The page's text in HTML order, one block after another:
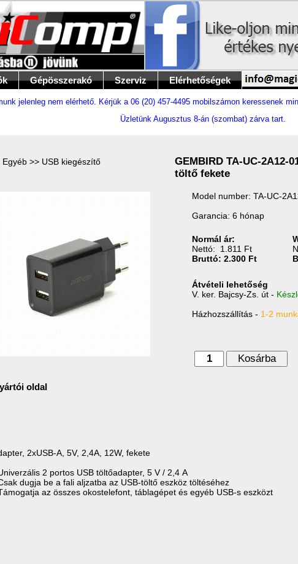
Gépösszerakó Szerviz Elérhetőségek
jelenleg nem elérhető. Kérjük a 06 (20) 457-4495 mobilszámon keressenek
Üzletünk Augusztus 8-án (szombat) zárva tart.
Egyéb >> USB kiegészítő
GEMBIRD TA-UC-2A12-
töltő fekete
oldal
Model number: TA-UC-
Garancia: 6 hónap
Normál ár:
Nettó: 1.811 Ft
Bruttó: 2.300 Ft
Átvételi lehetőség
V. ker. Bajcsy-Zs. út -
Házhozszállítás - 1-2
Kosárba
2xUSB-A, 5V, 2,4A, 12W, fekete
2 portos USB töltőadapter, 5 V / 2,4 A
dugja be a fali aljzatba az USB-töltő eszköz töltéséhez
az összes okostelefont, táblagépet és egyéb USB-s eszközt